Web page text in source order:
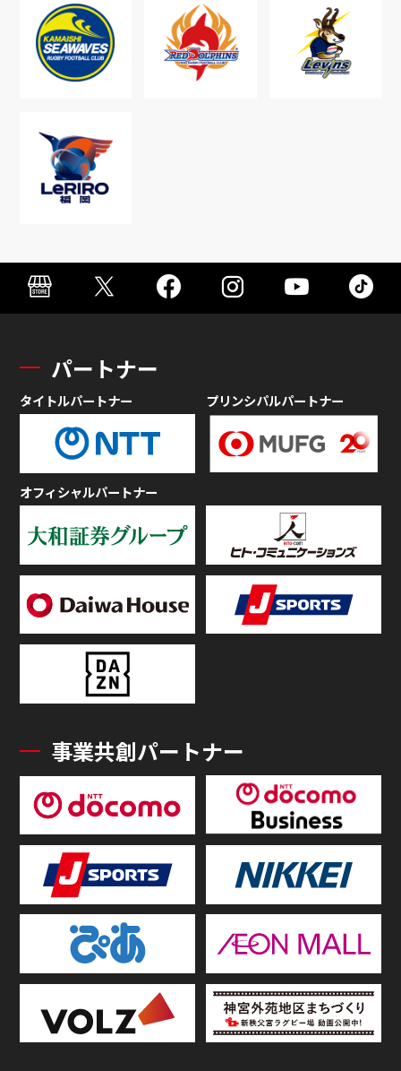
パートナー
タイトルパートナー プリンシパルパートナー
オフィシャルパートナー
事業共創パートナー